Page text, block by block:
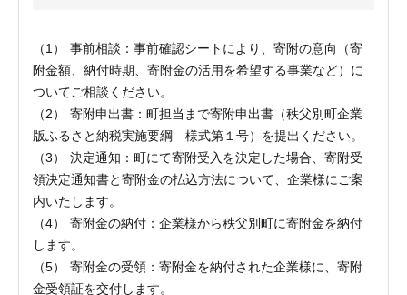
事前相談：事前確認シートにより、寄附の意向（寄
附金額、納付時期、寄附金の活用を希望する事業など）に
ついてご相談ください。
寄附申出書：町担当まで寄附申出書（秩父別町企業
版ふるさと納税実施要綱 様式第１号）を提出ください。
決定通知：町にて寄附受入を決定した場合、寄附受
領決定通知書と寄附金の払込方法について、企業様にご案
内いたします。
寄附金の納付：企業様から秩父別町に寄附金を納付
します。
寄附金の受領：寄附金を納付された企業様に、寄附
金受領証を交付します。